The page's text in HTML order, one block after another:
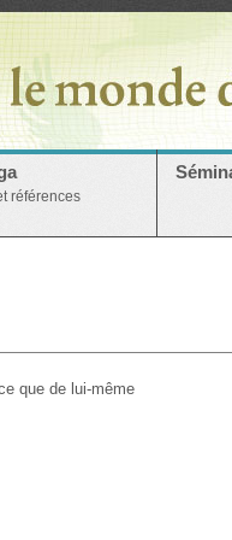
références
que de lui-même